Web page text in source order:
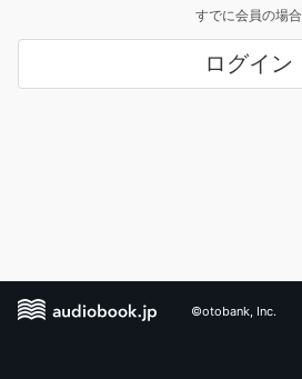
すでに会員の場合
ログイン
©otobank, Inc.